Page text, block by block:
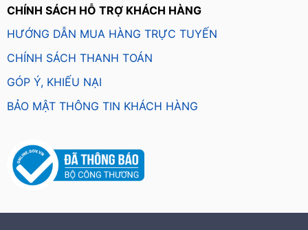
CHÍNH SÁCH HỖ TRỢ KHÁCH HÀNG
HƯỚNG DẪN MUA HÀNG TRỰC TUYẾN
CHÍNH SÁCH THANH TOÁN
GÓP Ý, KHIẾU NẠI
BẢO MẬT THÔNG TIN KHÁCH HÀNG